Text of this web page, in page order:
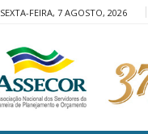
SEXTA-FEIRA, 7 AGOSTO, 2026